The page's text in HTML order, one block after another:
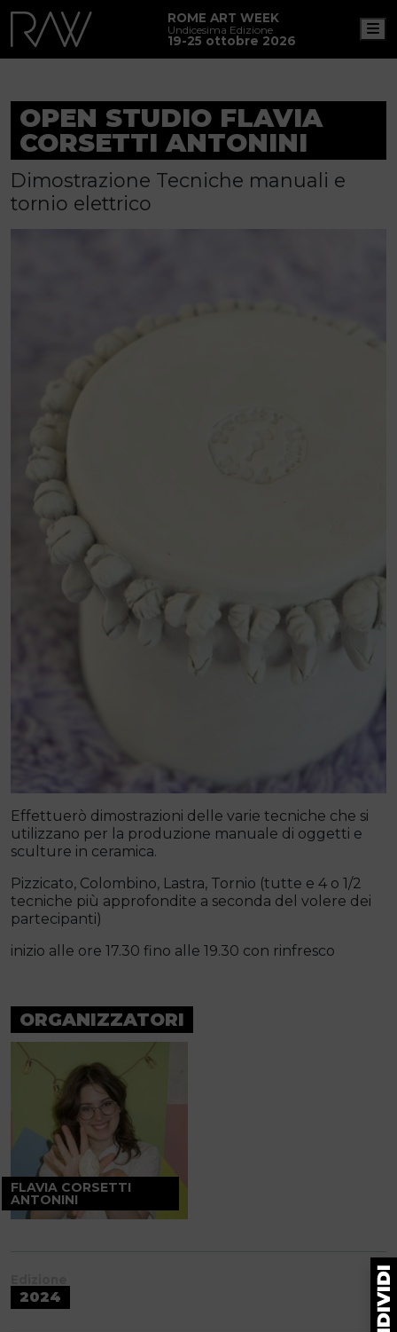
ROME ART WEEK
Undicesima Edizione
19-25 ottobre 2026
OPEN STUDIO FLAVIA
CORSETTI ANTONINI
Dimostrazione Tecniche manuali e
tornio elettrico
Effettuerò dimostrazioni delle varie tecniche che si
utilizzano per la produzione manuale di oggetti e
sculture in ceramica.
Pizzicato, Colombino, Lastra, Tornio (tutte e 4 o 1/2
tecniche più approfondite a seconda del volere dei
partecipanti)
inizio alle ore 17.30 fino alle 19.30 con rinfresco
ORGANIZZATORI
FLAVIA CORSETTI
ANTONINI
2024